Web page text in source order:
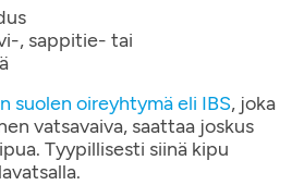
, sappitie- tai
suolen oireyhtymä eli IBS, joka
vatsavaiva, saattaa joskus
Tyypillisesti siinä kipu